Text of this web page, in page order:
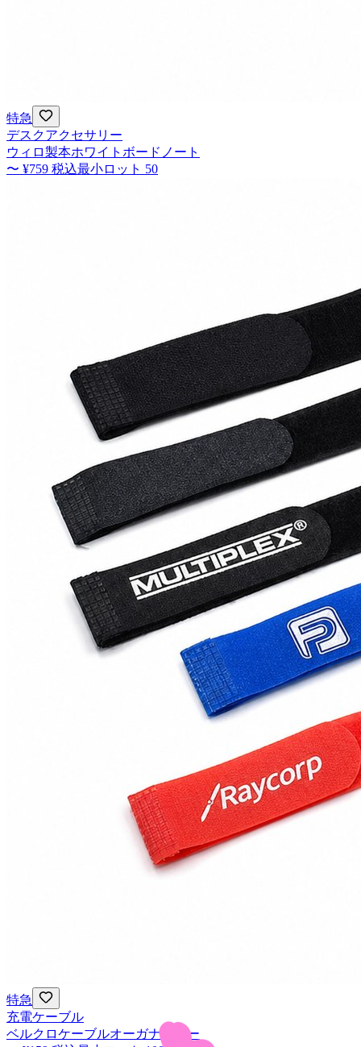
特急
デスクアクセサリー
ウィロ製本ホワイトボードノート
〜 ¥759 税込最小ロット 50
特急
充電ケーブル
ベルクロケーブルオーガナイザー